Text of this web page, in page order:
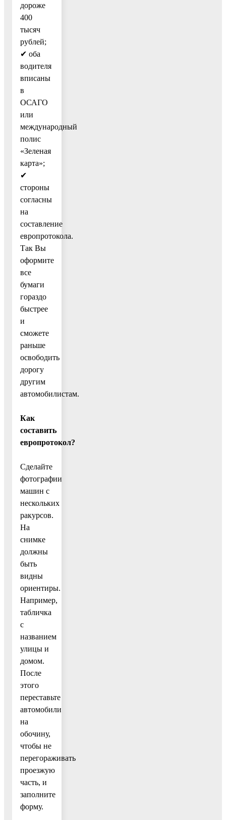
дороже
400
тысяч
рублей;
✔ оба
водителя
вписаны
в
ОСАГО
или
международный
полис
«Зеленая
карта»;
✔
стороны
согласны
на
составление
европротокола.
Так Вы
оформите
все
бумаги
гораздо
быстрее
и
сможете
раньше
освободить
дорогу
другим
автомобилистам.
Как
составить
европротокол?
Сделайте
фотографии
машин с
нескольких
ракурсов.
На
снимке
должны
быть
видны
ориентиры.
Например,
табличка
с
названием
улицы и
домом.
После
этого
переставьте
автомобили
на
обочину,
чтобы не
перегораживать
проезжую
часть, и
заполните
форму.